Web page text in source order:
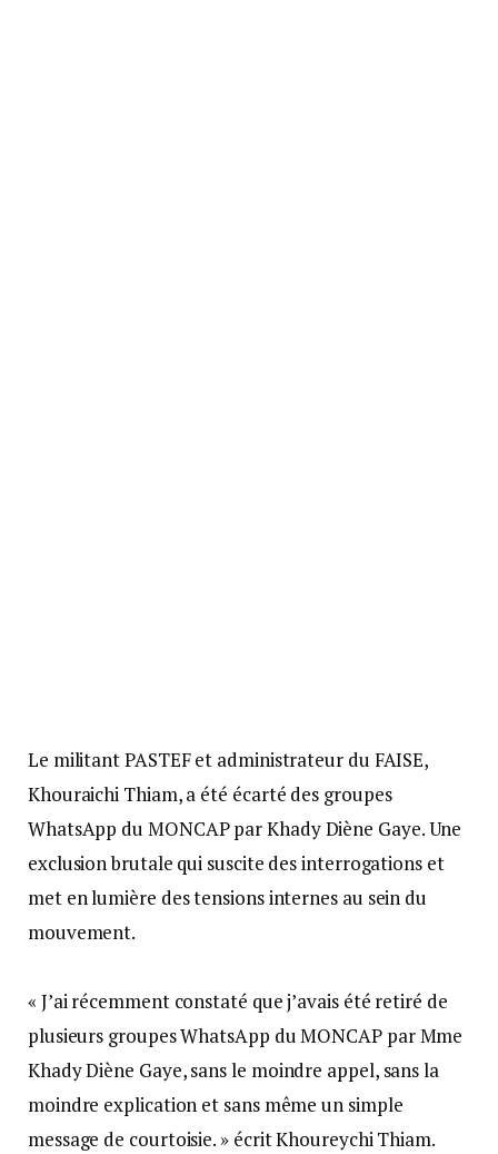
Le militant PASTEF et administrateur du FAISE,
Khouraichi Thiam, a été écarté des groupes
WhatsApp du MONCAP par Khady Diène Gaye. Une
exclusion brutale qui suscite des interrogations et
met en lumière des tensions internes au sein du
mouvement.
« J’ai récemment constaté que j’avais été retiré de
plusieurs groupes WhatsApp du MONCAP par Mme
Khady Diène Gaye, sans le moindre appel, sans la
moindre explication et sans même un simple
message de courtoisie. » écrit Khoureychi Thiam.